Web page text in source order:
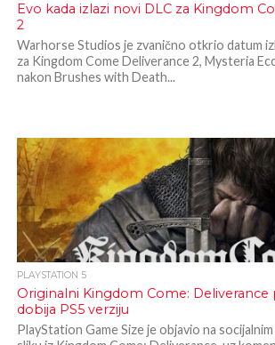
Evo kada izlazi novi DLC za Kingdom
2
Warhorse Studios je zvanično otkrio datum
za Kingdom Come Deliverance 2, Mysteria
nakon Brushes with Death...
PLAYSTATION 5
Originalni Kingdom Come:
dobija PS5 verziju
PlayStation Game Size je objavio na